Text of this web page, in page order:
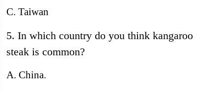
C. Taiwan
5. In which country do you think kangaroo
steak is common?
A. China.